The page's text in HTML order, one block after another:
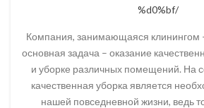
%d0%bf/
Компания, занимающаяся клинингом –
основная задача – оказание
и уборке различных помещений. На
качественная уборка является
нашей повседневной жизни, ведь